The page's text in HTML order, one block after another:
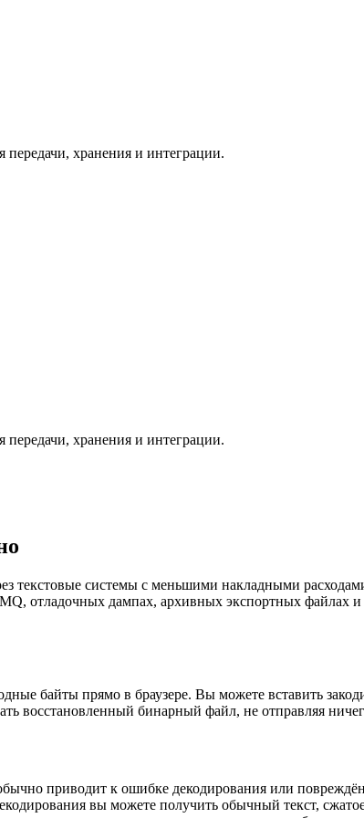
хранения и интеграции.
хранения и интеграции.
текстовые системы с меньшими накладными
отладочных дампах, архивных экспортных
байты прямо в браузере. Вы можете вставить
восстановленный бинарный файл, не отправляя
приводит к ошибке декодирования или
вы можете получить обычный текст,